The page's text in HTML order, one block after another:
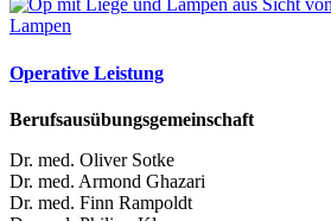
Operative Leistung
Berufsausübungsgemeinschaft
Dr. med. Oliver Sotke
Dr. med. Armond Ghazari
Dr. med. Finn Rampoldt